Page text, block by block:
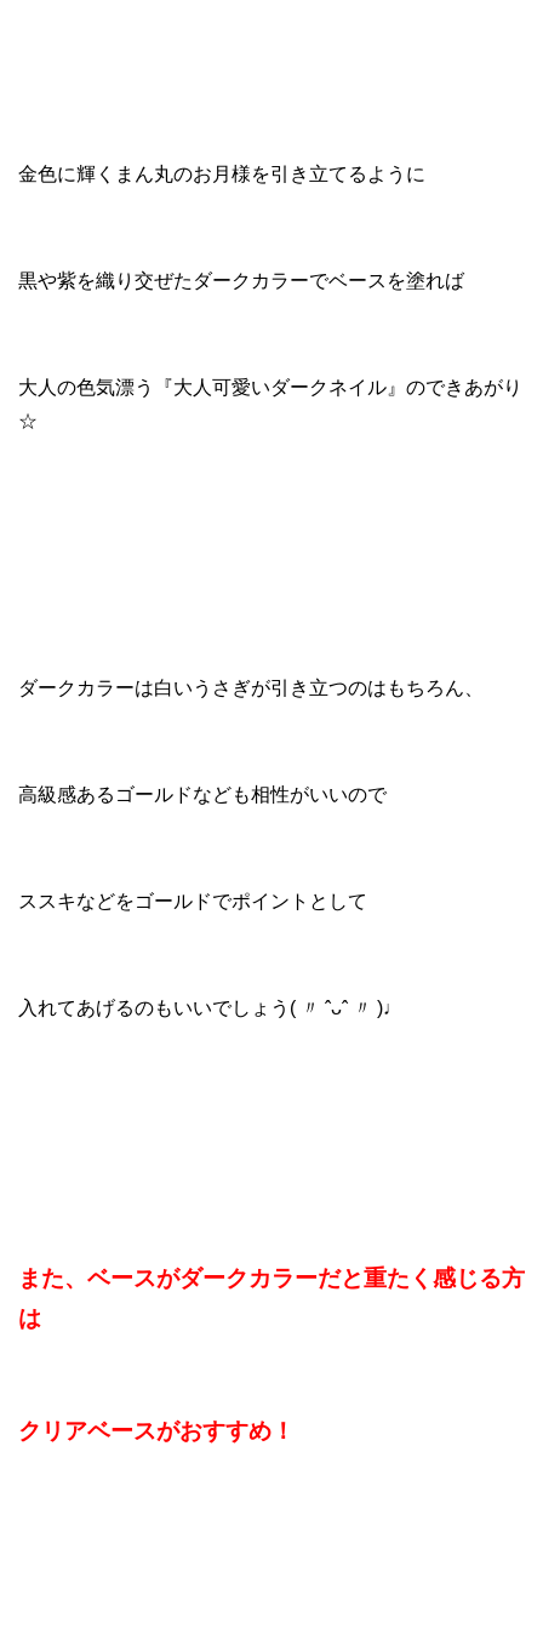
金色に輝くまん丸のお月様を引き立てるように
黒や紫を織り交ぜたダークカラーでベースを塗れば
大人の色気漂う『大人可愛いダークネイル』のできあがり
☆
ダークカラーは白いうさぎが引き立つのはもちろん、
高級感あるゴールドなども相性がいいので
ススキなどをゴールドでポイントとして
入れてあげるのもいいでしょう( 〃 ˆᴗˆ 〃 )♩
また、ベースがダークカラーだと重たく感じる方
は
クリアベースがおすすめ！